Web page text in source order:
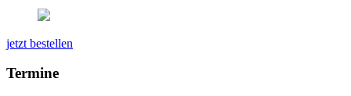
jetzt bestellen
Termine